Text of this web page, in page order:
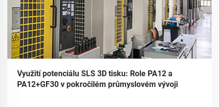
Využití potenciálu SLS 3D tisku: Role PA12 a
PA12+GF30 v pokročilém průmyslovém vývoji